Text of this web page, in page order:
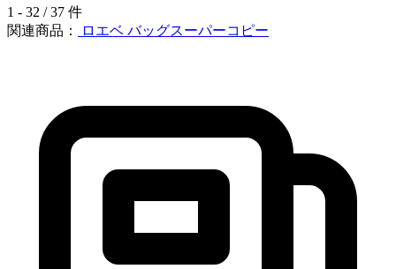
1 - 32 / 37 件
関連商品：
ロエベ バッグスーパーコピー